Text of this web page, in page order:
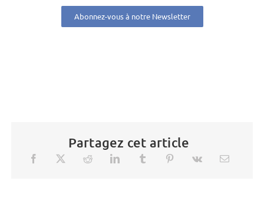
Abonnez-vous à notre Newsletter
Partagez cet article